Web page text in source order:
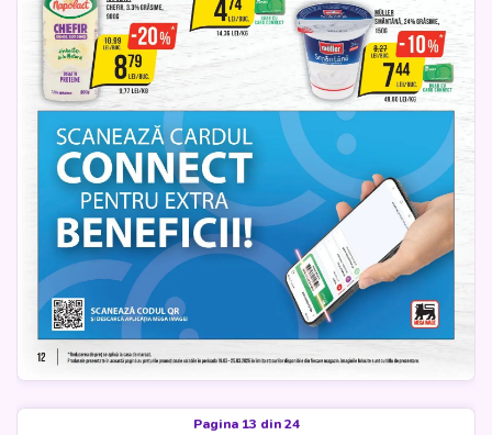
Pagina 13 din 24